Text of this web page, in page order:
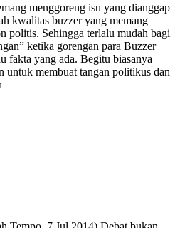
menggoreng isu yang dianggap
kwalitas buzzer yang memang
politis. Sehingga terlalu mudah bagi
ketika gorengan para Buzzer
fakta yang ada. Begitu biasanya
untuk membuat tangan politikus dan